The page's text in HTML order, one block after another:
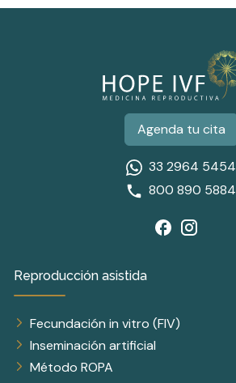
Agenda tu cita
33 2964 5454
800 890 5884
Reproducción asistida
Fecundación in vitro (FIV)
Inseminación artificial
Método ROPA